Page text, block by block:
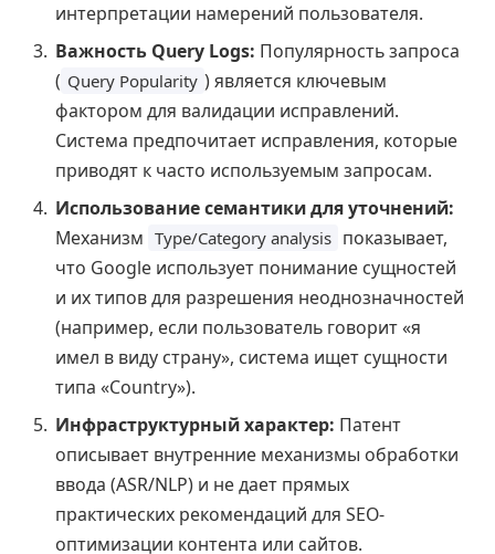
интерпретации намерений пользователя.
Важность Query Logs: Популярность запроса
( Query Popularity ) является ключевым
фактором для валидации исправлений.
Система предпочитает исправления, которые
приводят к часто используемым запросам.
Использование семантики для уточнений:
Механизм Type/Category analysis показывает,
что Google использует понимание сущностей
и их типов для разрешения неоднозначностей
(например, если пользователь говорит «я
имел в виду страну», система ищет сущности
типа «Country»).
Инфраструктурный характер: Патент
описывает внутренние механизмы обработки
ввода (ASR/NLP) и не дает прямых
практических рекомендаций для SEO-
оптимизации контента или сайтов.